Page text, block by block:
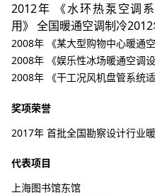
2012年 《水环热泵空调
用》 全国暖通空调制冷
2008年 《某大型购物中心暖通
2008年 《娱乐性冰场暖通空调设
2008年 《干工况风机盘管系统
奖项荣誉
2017年 首批全国勘察设计行业
代表项目
上海图书馆东馆